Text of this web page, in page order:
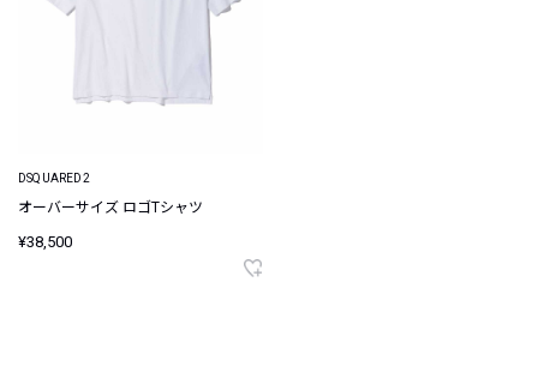
DSQUARED2
オーバーサイズ ロゴTシャツ
¥38,500